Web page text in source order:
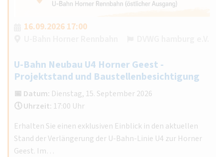
16.09.2026 17:00
U-Bahn Neubau U4 Horner Geest -
Projektstand und Baustellenbesichtigung
📅 Datum: Dienstag, 15. September 2026
🕔 Uhrzeit: 17:00 Uhr
Erhalten Sie einen exklusiven Einblick in den aktuellen
Stand der Verlängerung der U-Bahn-Linie U4 zur Horner
Geest. Im…